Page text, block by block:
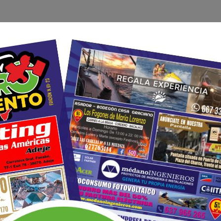
PANTALLA PUBLICITARIA
GRAN FORMATO RÓTULOS TEXTIL